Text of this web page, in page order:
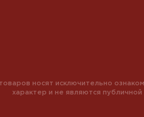
носят исключительно
характер и не являются